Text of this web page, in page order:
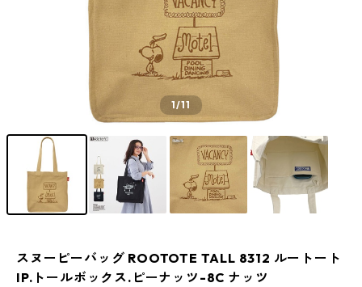
1/11
スヌーピーバッグ ROOTOTE TALL 8312 ルートート
IP.トールボックス.ピーナッツ-8C ナッツ